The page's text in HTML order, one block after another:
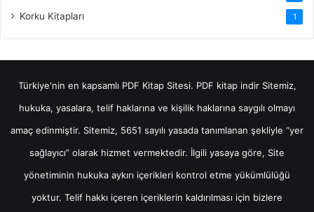
Korku Kitapları 1
Türkiye'nin en kapsamlı PDF Kitap Sitesi. PDF kitap indirSitemiz,
hukuka, yasalara, telif haklarına ve kişilik haklarına saygılı olmayı
amaç edinmiştir. Sitemiz, 5651 sayılı yasada tanımlanan şekliyle “yer
sağlayıcı” olarak hizmet vermektedir. İlgili yasaya göre, Site
yönetiminin hukuka aykırı içerikleri kontrol etme yükümlülüğü
yoktur. Telif hakkı içeren içeriklerin kaldırılması için bizlere